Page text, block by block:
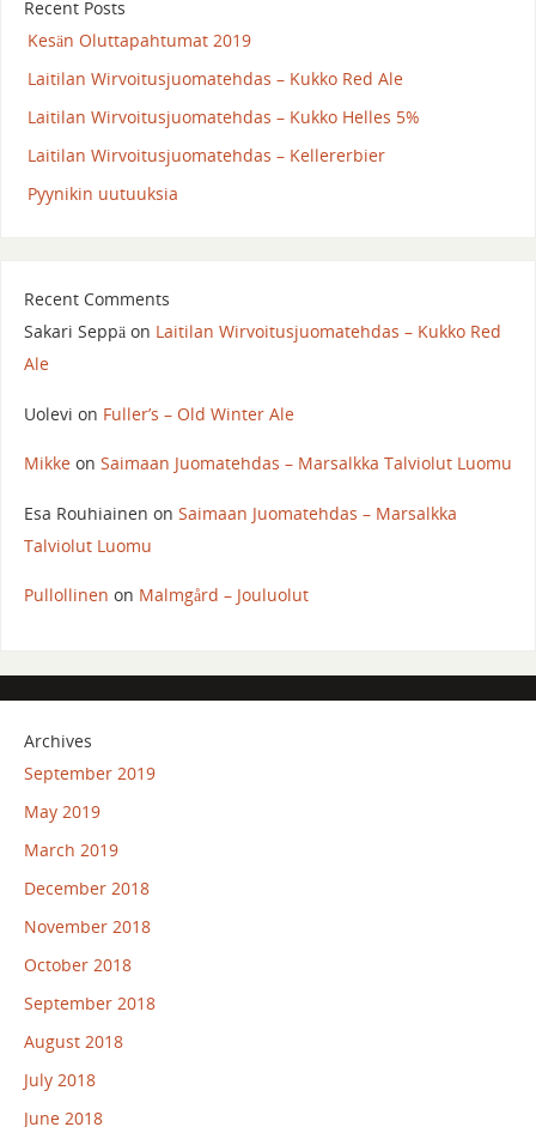
Recent Posts
Kesän Oluttapahtumat 2019
Laitilan Wirvoitusjuomatehdas – Kukko Red Ale
Laitilan Wirvoitusjuomatehdas – Kukko Helles 5%
Laitilan Wirvoitusjuomatehdas – Kellererbier
Pyynikin uutuuksia
Recent Comments
Sakari Seppäon Laitilan Wirvoitusjuomatehdas – Kukko Red
Ale
Uolevi on Fuller’s – Old Winter Ale
Mikkeon Saimaan Juomatehdas – Marsalkka Talviolut Luomu
Esa Rouhiainen on Saimaan Juomatehdas – Marsalkka
Talviolut Luomu
Pullollinen on Malmgård – Jouluolut
Archives
September 2019
May 2019
March 2019
December 2018
November 2018
October 2018
September 2018
August 2018
July 2018
June 2018